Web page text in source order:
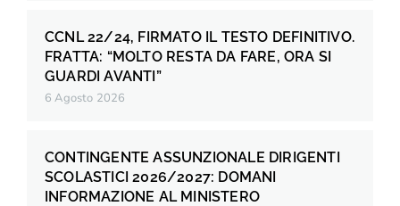
CCNL 22/24, FIRMATO IL TESTO DEFINITIVO.
FRATTA: “MOLTO RESTA DA FARE, ORA SI
GUARDI AVANTI”
6 Agosto 2026
CONTINGENTE ASSUNZIONALE DIRIGENTI
SCOLASTICI 2026/2027: DOMANI
INFORMAZIONE AL MINISTERO